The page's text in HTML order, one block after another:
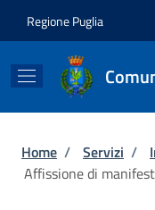
Regione Puglia
Briciole di
Home / Servizi /
Affissione di